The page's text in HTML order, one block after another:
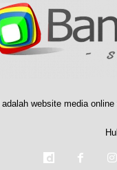
website media